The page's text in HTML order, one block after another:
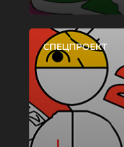
СПЕЦПРОЕКТ